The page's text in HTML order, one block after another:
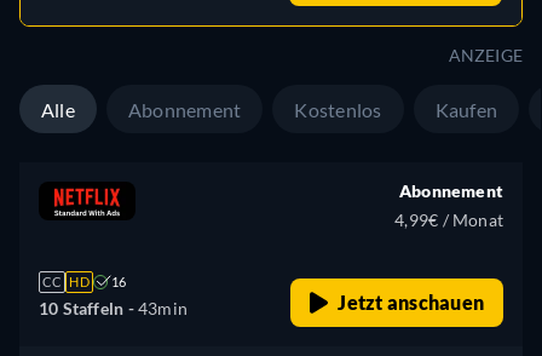
ANZEIGE
Alle Abonnement Kostenlos Kaufen
CC HD 16
10 Staffeln -43min
Abonnement
4,99€ / Monat
Jetzt anschauen